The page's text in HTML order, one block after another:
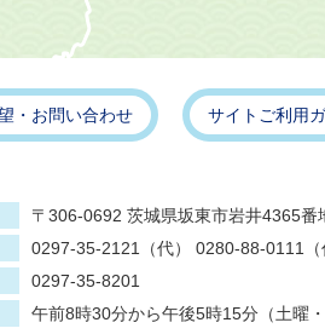
・お問い合わせ サイトご利用
〒306-0692 茨城県坂東市岩井4365番
0297-35-2121（代） 0280-88-0111（
0297-35-8201
午前8時30分から午後5時15分（土曜